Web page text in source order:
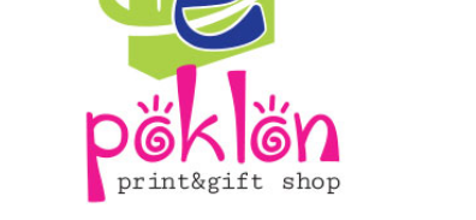
ŠKOLSKI PRIBOR
KANCELARIJSKI MATERIJAL
OPŠIRNIJE